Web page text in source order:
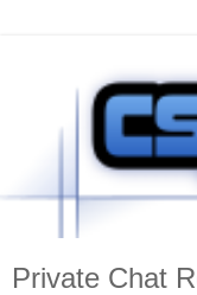
Private Chat